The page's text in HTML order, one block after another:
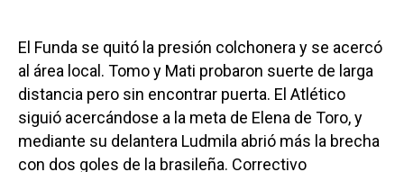
El Funda se quitó la presión colchonera y se acercó
al área local. Tomo y Mati probaron suerte de larga
distancia pero sin encontrar puerta. El Atlético
siguió acercándose a la meta de Elena de Toro, y
mediante su delantera Ludmila abrió más la brecha
con dos goles de la brasileña. Correctivo